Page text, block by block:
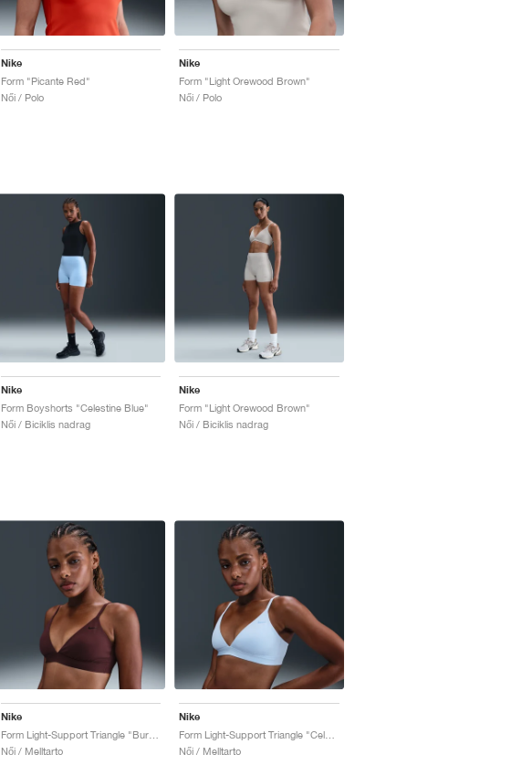
Nike
Form "Picante Red"
Női / Polo
Nike
Form "Light Orewood Brown"
Női / Polo
Nike
Form Boyshorts "Celestine Blue"
Női / Biciklis nadrag
Nike
Form "Light Orewood Brown"
Női / Biciklis nadrag
Nike
Form Light-Support Triangle "Burgundy Crush"
Női / Melltarto
Nike
Női / Melltarto